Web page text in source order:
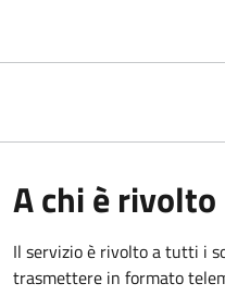
A chi è rivolto
Il servizio è rivolto a tutti i
trasmettere in formato